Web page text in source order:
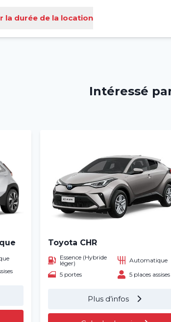
la durée de la location
Intéressé
Toyota CHR
Essence (Hybride
léger)
Automatique
5 portes
5 places assises
Plus d’infos